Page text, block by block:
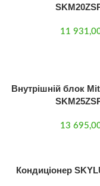
11
Внутрішній блок
13
Кондиціонер